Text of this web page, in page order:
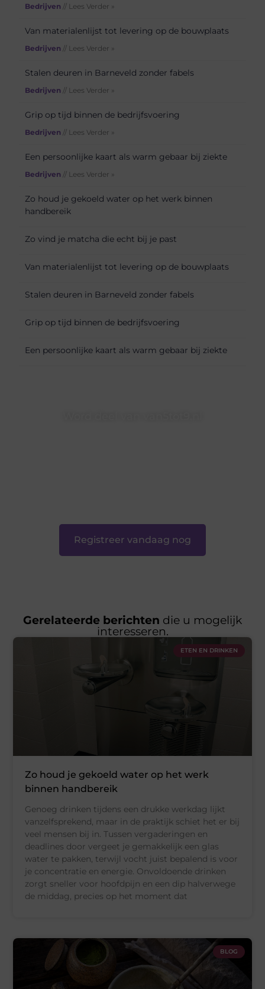
Bedrijven // Lees Verder »
Van materialenlijst tot levering op de bouwplaats
Bedrijven // Lees Verder »
Stalen deuren in Barneveld zonder fabels
Bedrijven // Lees Verder »
Grip op tijd binnen de bedrijfsvoering
Bedrijven // Lees Verder »
Een persoonlijke kaart als warm gebaar bij ziekte
Bedrijven // Lees Verder »
Zo houd je gekoeld water op het werk binnen
handbereik
Zo vind je matcha die echt bij je past
Van materialenlijst tot levering op de bouwplaats
Stalen deuren in Barneveld zonder fabels
Grip op tijd binnen de bedrijfsvoering
Een persoonlijke kaart als warm gebaar bij ziekte
Registreer vandaag nog
Gerelateerde berichten die u mogelijk
interesseren.
ETEN EN DRINKEN
Zo houd je gekoeld water op het werk
binnen handbereik
Genoeg drinken tijdens een drukke werkdag lijkt
vanzelfsprekend, maar in de praktijk schiet het er bij
veel mensen bij in. Tussen vergaderingen en
deadlines door vergeet je gemakkelijk een glas
water te pakken, terwijl vocht juist bepalend is voor
je concentratie en energie. Onvoldoende drinken
zorgt sneller voor hoofdpijn en een dip halverwege
de middag, precies op het moment dat
BLOG